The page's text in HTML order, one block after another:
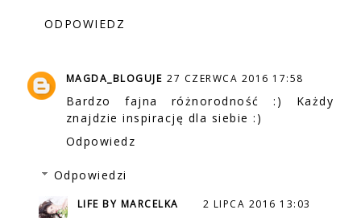
ODPOWIEDZ
MAGDA_BLOGUJE 27 CZERWCA 2016 17:58
Bardzo fajna różnorodność :) Każdy
znajdzie inspirację dla siebie :)
Odpowiedz
Odpowiedzi
LIFE BY MARCELKA 2 LIPCA 2016 13:03